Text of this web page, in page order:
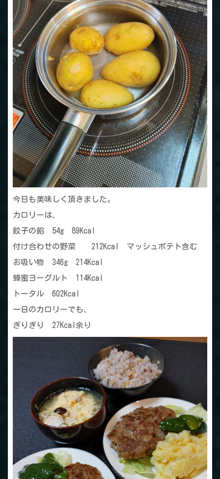
今日も美味しく頂きました。
カロリーは、
餃子の餡 54g 89Kcal
付け合わせの野菜 212Kcal マッシュポテト含む
お吸い物 346g 214Kcal
蜂蜜ヨーグルト 114Kcal
トータル 602Kcal
一日のカロリーでも、
ぎりぎり 27Kcal余り